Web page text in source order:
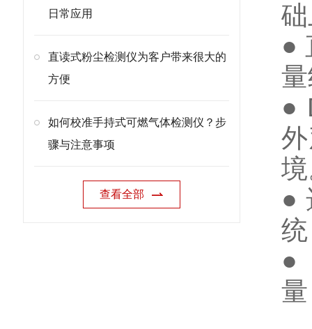
日常应用
直读式粉尘检测仪为客户带来很大的
方便
如何校准手持式可燃气体检测仪？步
骤与注意事项
查看全部
●
●
●
●